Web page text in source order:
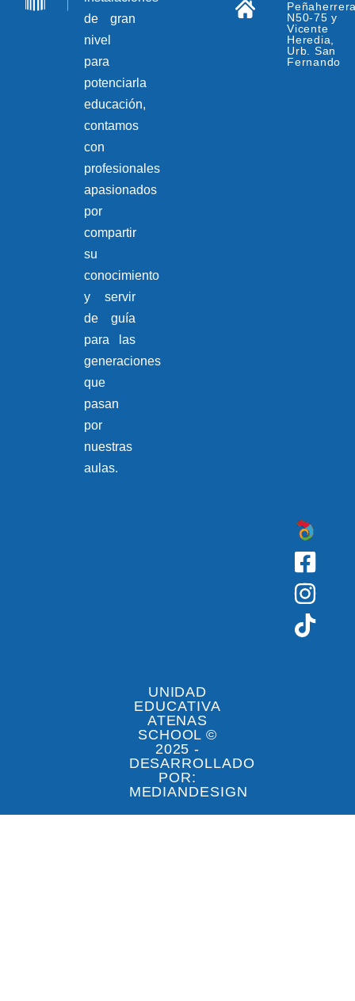
de gran
nivel
para
potenciarla
educación,
contamos
con
profesionales
apasionados
por
compartir
su
conocimiento
y servir
de guía
para las
generaciones
que
pasan
por
nuestras
aulas.
N50-75 y
Vicente
Heredia,
Urb. San
Fernando
UNIDAD
EDUCATIVA
ATENAS
SCHOOL ©
2025 -
DESARROLLADO
POR:
MEDIANDESIGN